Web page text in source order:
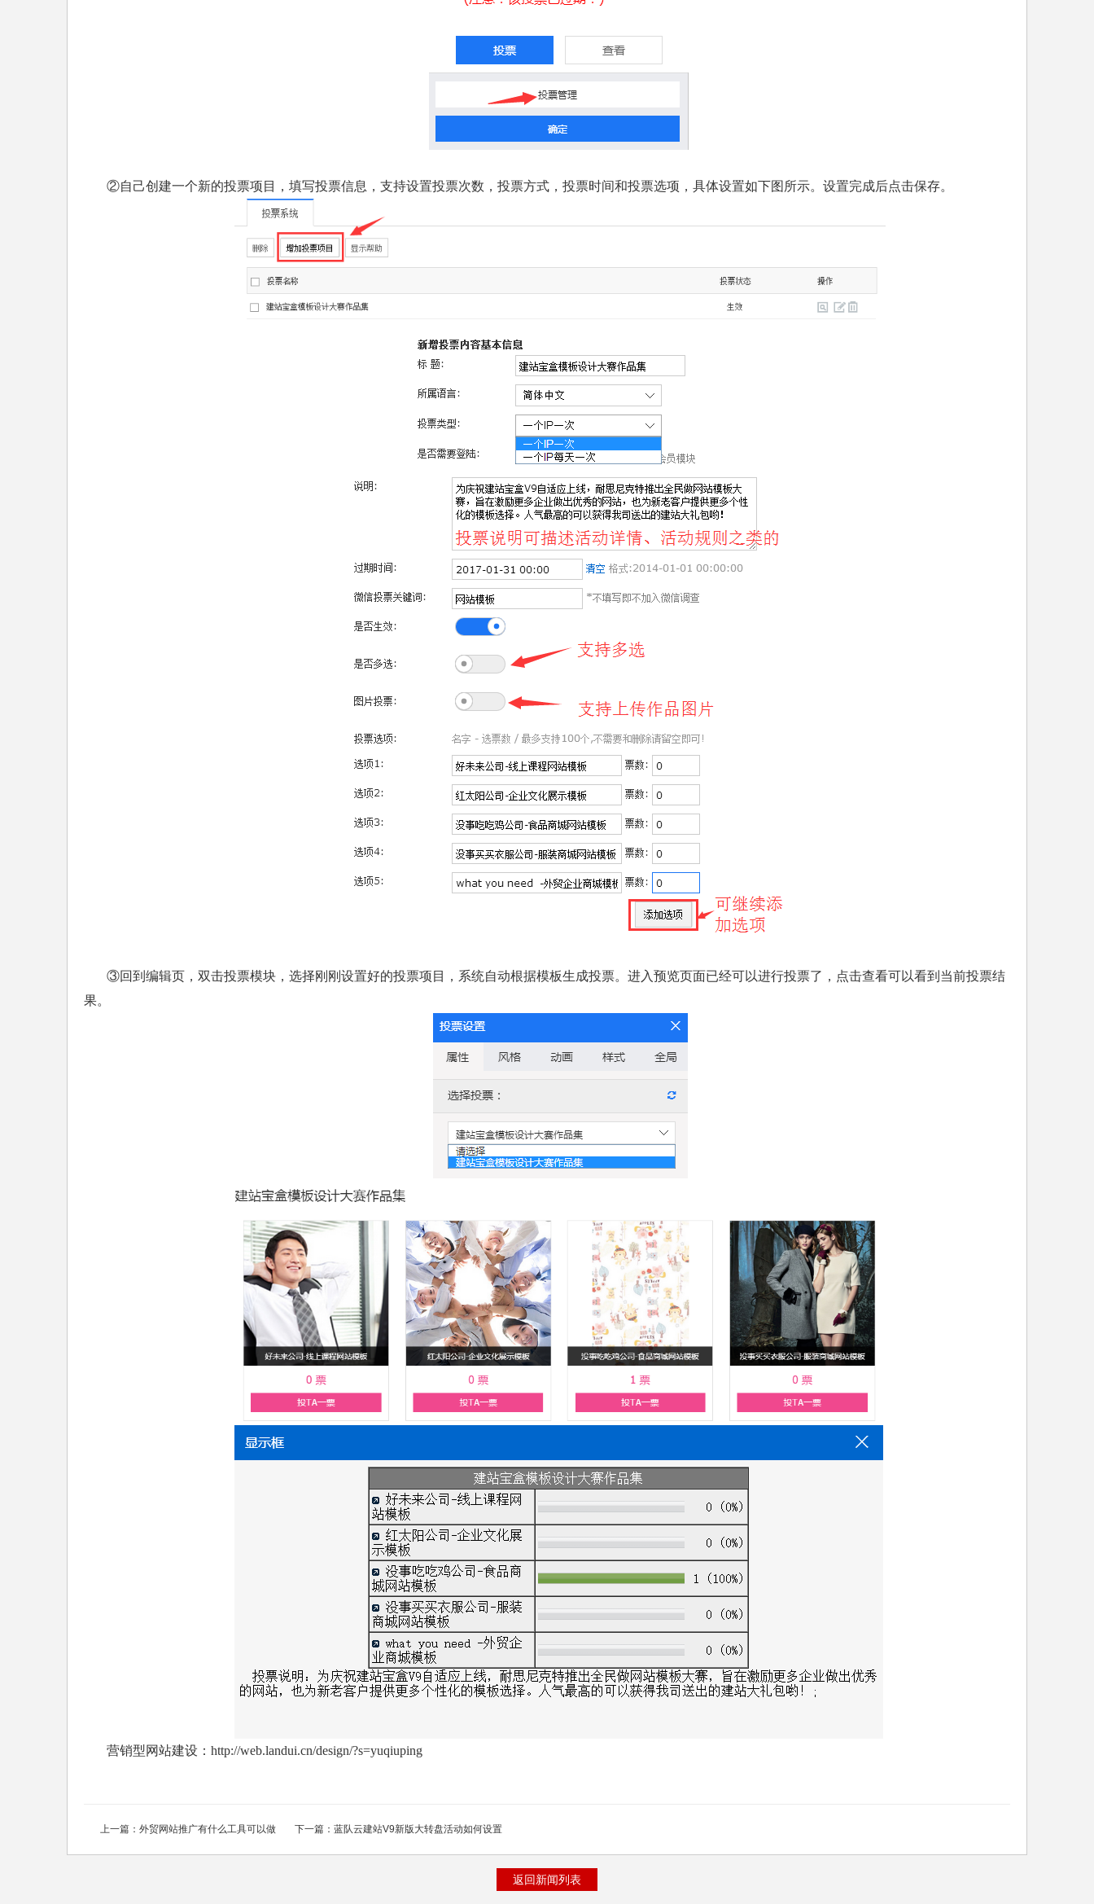
②自己创建一个新的投票项目，填写投票信息，支持设置投票次数，投票方式，投票时间和投票选项，具体设置如下图所示。设置完成后点击保存。
③回到编辑页，双击投票模块，选择刚刚设置好的投票项目，系统自动根据模板生成投票。进入预览页面已经可以进行投票了，点击查看可以看到当前投票结
果。
营销型网站建设：http://web.landui.cn/design/?s=yuqiuping
上一篇： 外贸网站推广有什么工具可以做 下一篇： 蓝队云建站V9新版大转盘活动如何设置
返回新闻列表